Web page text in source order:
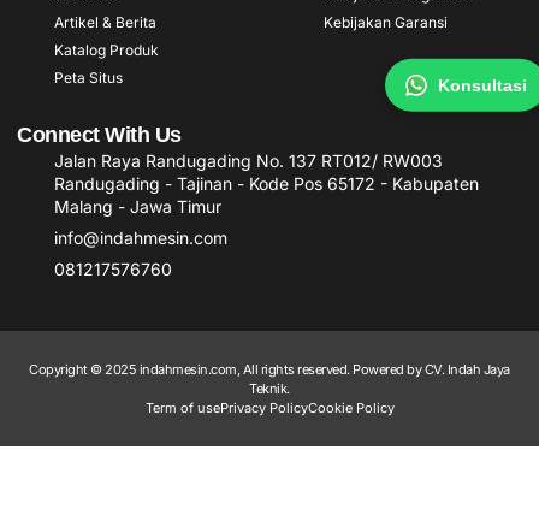
Artikel & Berita
Katalog Produk
Peta Situs
Kebijakan Garansi
Connect With Us
Jalan Raya Randugading No. 137 RT012/ RW003
Randugading - Tajinan - Kode Pos 65172 - Kabupaten
Malang - Jawa Timur
info@indahmesin.com
081217576760
Copyright © 2025 indahmesin.com, All rights reserved. Powered by CV. Indah Jaya
Teknik.
Term of usePrivacy PolicyCookie Policy
Konsultasi